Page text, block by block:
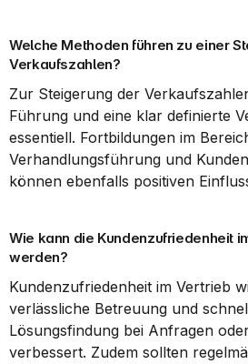
Welche Methoden führen zu einer
Verkaufszahlen?
Zur Steigerung der
Führung und eine klar definierte
essentiell. Fortbildungen im
Verhandlungsführung und
können ebenfalls positiven
Wie kann die Kundenzufriedenheit
werden?
Kundenzufriedenheit im Vertrieb
verlässliche Betreuung und
Lösungsfindung bei Anfragen
verbessert. Zudem sollten